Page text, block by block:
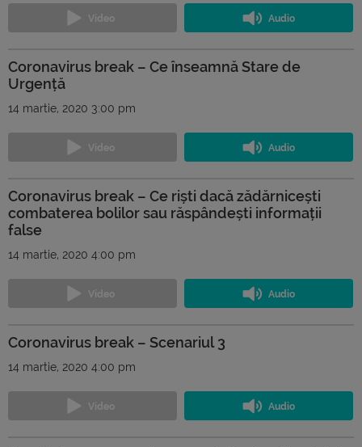
Coronavirus break – Ce înseamnă Stare de
Urgență
14 martie, 2020 3:00 pm
Coronavirus break – Ce riști dacă zădărnicești
combaterea bolilor sau răspândești informații
false
14 martie, 2020 4:00 pm
Coronavirus break – Scenariul 3
14 martie, 2020 4:00 pm